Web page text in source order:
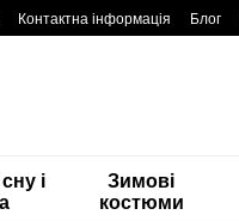
Контактна інформація Блог
і
Зимові
костюми